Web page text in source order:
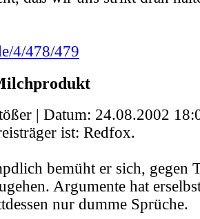
4/478/479
| Datum: 24.08.2002
ist: Redfox.
bemüht er sich, gegen
Argumente hat
nur dumme Sprüche.